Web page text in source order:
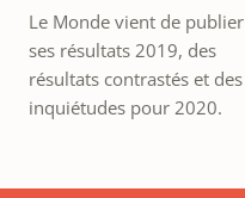
Le Monde vient de publier
ses résultats 2019, des
résultats contrastés et des
inquiétudes pour 2020.